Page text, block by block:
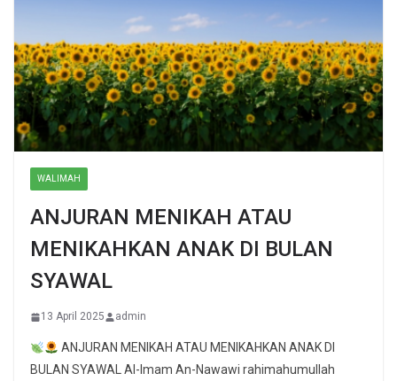
WALIMAH
ANJURAN MENIKAH ATAU
MENIKAHKAN ANAK DI BULAN
SYAWAL
13 April 2025 admin
ANJURAN MENIKAH ATAU MENIKAHKAN ANAK DI
BULAN SYAWAL Al-Imam An-Nawawi rahimahumullah